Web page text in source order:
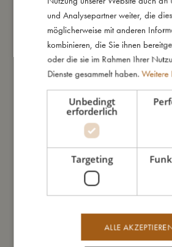
- Flexibles Material ermöglicht das
Portionen.
- Luftdichter Deckel hält die Nahrung
- Geeignet für Gefrierschrank,
(der Deckel muss entfernt werden).
Daraus bin ich gemacht
So kannst Du mich pflegen
und Analysepartner weiter, die
möglicherweise mit anderen
kombinieren, die Sie ihnen
oder die sie im Rahmen Ihrer
Dienste gesammelt haben. Weitere
Unbedingt
erforderlich
Targeting
ALLE